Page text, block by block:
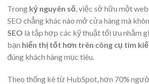
Trong kỷ nguyên số, việc sở hữu một
SEO chẳng khác nào mở cửa hàng mà
SEO là tập hợp các kỹ thuật tối ưu nhằm
bạn hiển thị tốt hơn trên công cụ tìm
đúng khách hàng mục tiêu.
Theo thống kê từ HubSpot, hơn 70%